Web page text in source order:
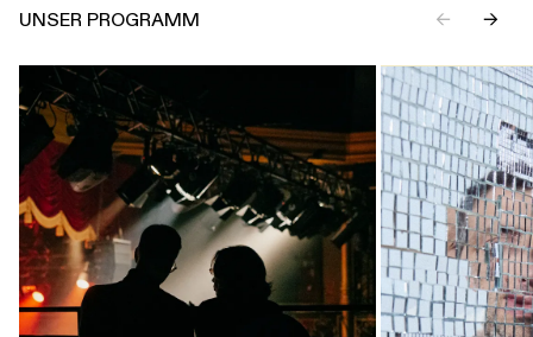
UNSER PROGRAMM ← →